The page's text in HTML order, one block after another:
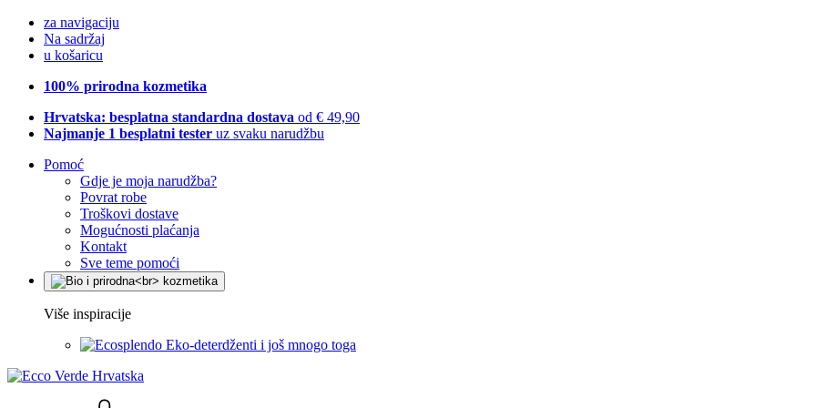
za navigaciju
Na sadržaj
u košaricu
100% prirodna kozmetika
Hrvatska: besplatna standardna dostava od € 49,90
Najmanje 1 besplatni tester uz svaku narudžbu
Pomoć
Gdje je moja narudžba?
Povrat robe
Troškovi dostave
Mogućnosti plaćanja
Kontakt
Sve teme pomoći
Više inspiracije
Eko-deterdženti i još mnogo toga